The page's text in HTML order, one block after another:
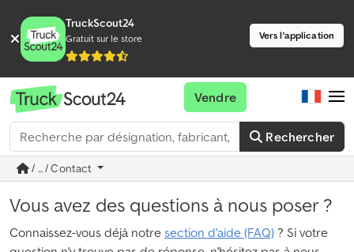
TruckScout24
Gratuit sur le store Vers l'application
Rechercher
Vendre
/ ... / Contact
Vous avez des questions à nous poser ?
Connaissez-vous déjà notre section d'aide (FAQ) ? Si votre